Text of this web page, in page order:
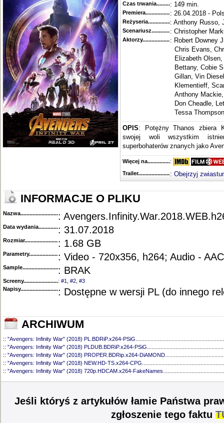
Czas trwania......................................
: 149 min.
Premiera..........................................
: 26.04.2018 -
Reżyseria........................................
: Anthony Russo,
Scenariusz........................................
: Christopher
Aktorzy...........................................
: Robert Downey
Chris Evans,
Elizabeth
Bettany, Cobie
Gillan, Vin
Klementieff,
Anthony
Don Cheadle,
Tessa Thompson
OPIS: Potężny Thanos zbiera
swojej woli wszystkim
superbohaterów znanych jako
Więcej na........................................
:
Trailer...........................................
: Obejrzyj
INFORMACJE O PLIKU
Nazwa.............................................
:
Data wydania......................................
: 31.07.2018
Rozmiar...........................................
: 1.68 GB
Parametry.........................................: Video - 720x356, h264; Audio -
Sample............................................
: BRAK
Screeny...........................................
: #1 #2 #3
Napisy............................................: Dostępne w wersji PL (do innego
ARCHIWUM
:: "Avengers: Infinity War" (2018) PL.BDRiP.x264-PSiG
:: "Avengers: Infinity War" (2018) PLDUB.BDRiP.x264-PSiG
:: "Avengers: Infinity War" (2018) PROPER.BDRip.x264-DiAMOND
:: "Avengers: Infinity War" (2018) NEW.HD-TS.x264-CPG
:: "Avengers: Infinity War" (2018) 720p.HDCAM.x264-FakeNames
Jeśli któryś z artykułów łamie Państwa
zgłoszenie tego faktu